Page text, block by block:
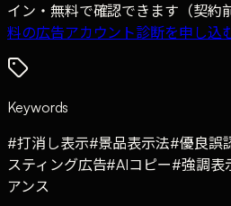
イン・無料で確認できます（契約
料の広告アカウント診断を申し込
Keywords
#打消し表示#景品表示法#優良誤
スティング広告#AIコピー#強調表
アンス